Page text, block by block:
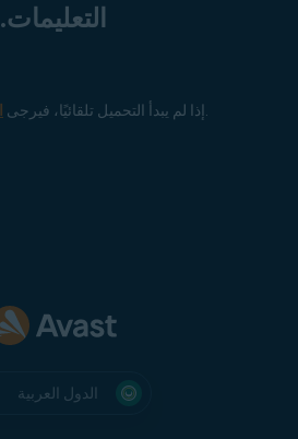
التعليمات.
إذا لم يبدأ التحميل تلقائيًا، فيرجى .
الدول العربية